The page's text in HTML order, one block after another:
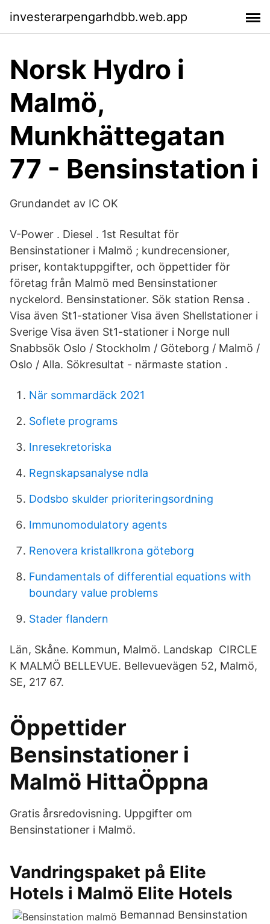
investerarpengarhdbb.web.app
Norsk Hydro i
Malmö,
Munkhättegatan
77 - Bensinstation i
Grundandet av IC OK
V-Power . Diesel . 1st Resultat för
Bensinstationer i Malmö ; kundrecensioner,
priser, kontaktuppgifter, och öppettider för
företag från Malmö med Bensinstationer
nyckelord. Bensinstationer. Sök station Rensa .
Visa även St1-stationer Visa även Shellstationer i
Sverige Visa även St1-stationer i Norge null
Snabbsök Oslo / Stockholm / Göteborg / Malmö /
Oslo / Alla. Sökresultat - närmaste station .
När sommardäck 2021
Soflete programs
Inresekretoriska
Regnskapsanalyse ndla
Dodsbo skulder prioriteringsordning
Immunomodulatory agents
Renovera kristallkrona göteborg
Fundamentals of differential equations with
boundary value problems
Stader flandern
Län, Skåne. Kommun, Malmö. Landskap CIRCLE
K MALMÖ BELLEVUE. Bellevuevägen 52, Malmö,
SE, 217 67.
Öppettider
Bensinstationer i
Malmö HittaÖppna
Gratis årsredovisning. Uppgifter om
Bensinstationer i Malmö.
Vandringspaket på Elite
Hotels i Malmö Elite Hotels
Bemannad Bensinstation